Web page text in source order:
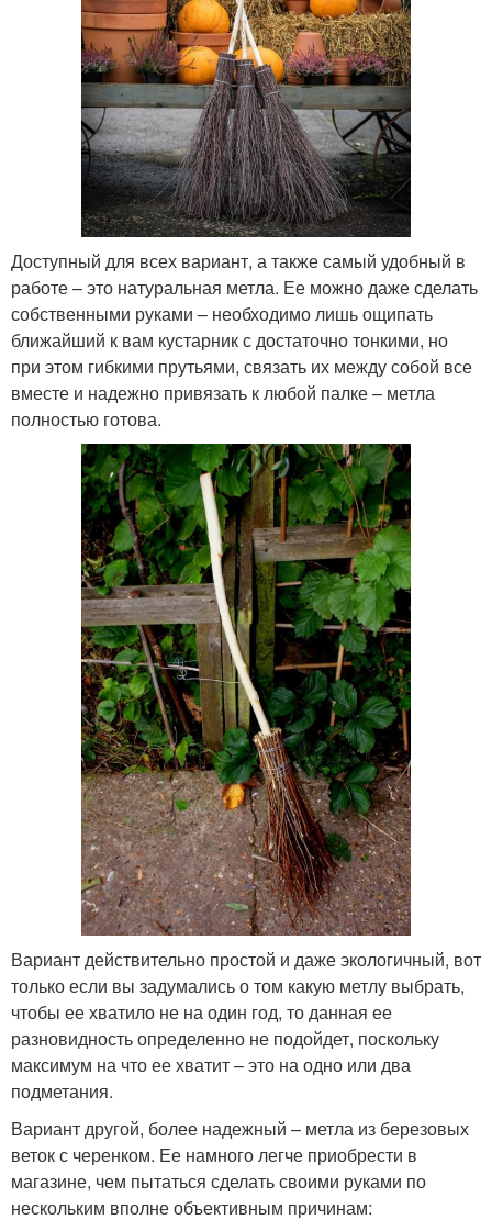
Доступный для всех вариант, а также самый удобный в
работе – это натуральная метла. Ее можно даже сделать
собственными руками – необходимо лишь ощипать
ближайший к вам кустарник с достаточно тонкими, но
при этом гибкими прутьями, связать их между собой все
вместе и надежно привязать к любой палке – метла
полностью готова.
Вариант действительно простой и даже экологичный, вот
только если вы задумались о том какую метлу выбрать,
чтобы ее хватило не на один год, то данная ее
разновидность определенно не подойдет, поскольку
максимум на что ее хватит – это на одно или два
подметания.
Вариант другой, более надежный – метла из березовых
веток с черенком. Ее намного легче приобрести в
магазине, чем пытаться сделать своими руками по
нескольким вполне объективным причинам: